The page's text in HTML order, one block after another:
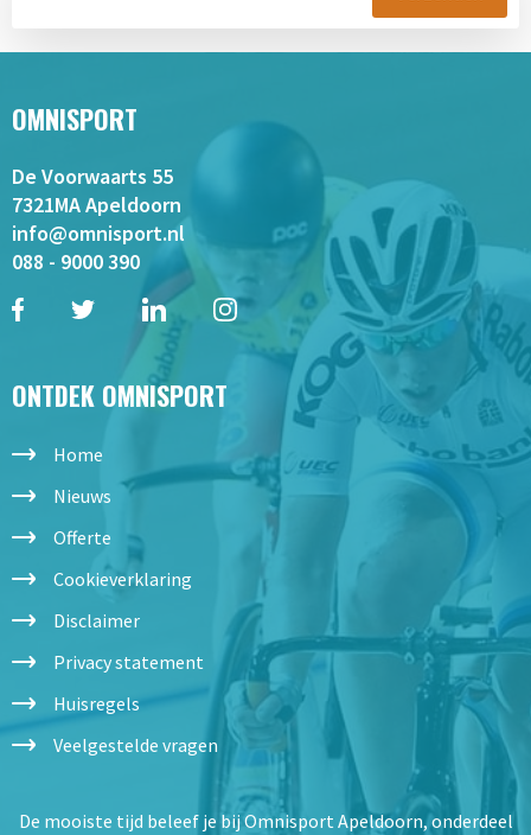
OMNISPORT
De Voorwaarts 55
7321MA Apeldoorn
info@omnisport.nl
088 - 9000 390
ONTDEK OMNISPORT
Home
Nieuws
Offerte
Cookieverklaring
Disclaimer
Privacy statement
Huisregels
Veelgestelde vragen
De mooiste tijd beleef je bij Omnisport Apeldoorn, onderdeel